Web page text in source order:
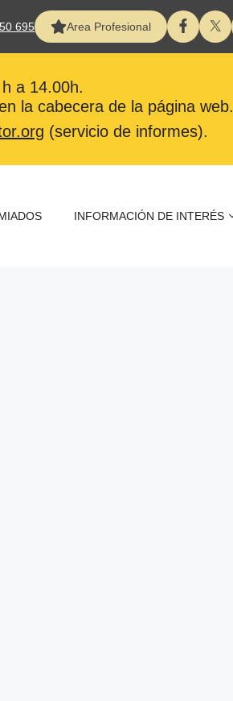
695 Area Profesional
a 14.00h.
la cabecera de la página web.
(servicio de informes).
INFORMACIÓN DE INTERÉS